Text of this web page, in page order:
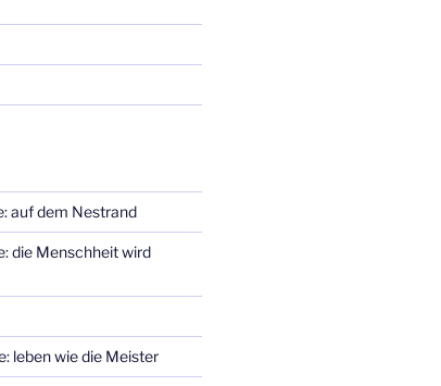
auf dem Nestrand
die Menschheit wird
leben wie die Meister